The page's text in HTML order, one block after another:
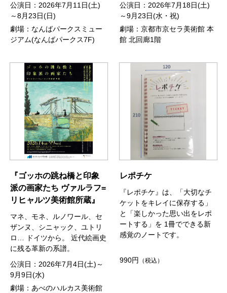
公演日：2026年7月11日(土)
～8月23日(日)
劇場：なんばパークスミュー
ジアム(なんばパークス7F)
公演日：2026年7月18日(土)
～9月23日(水・祝)
劇場：京都市京セラ美術館 本
館 北回廊1階
『ゴッホの跳ね橋と印象
派の画家たち ヴァルラフ=
リヒャルツ美術館所蔵』
マネ、モネ、ルノワール、セ
ザンヌ、シニャック、ユトリ
ロ… ドイツから。 近代絵画史
に残る革新の系譜。
公演日：2026年7月4日(土)～
9月9日(水)
劇場：あべのハルカス美術館
レポチケ
『レポチケ』は、「大切なチ
ケットをキレイに保存する」
と「楽しかった思い出をレポ
ートする」を 1冊でできる新
感覚のノートです。
990円 （税込）